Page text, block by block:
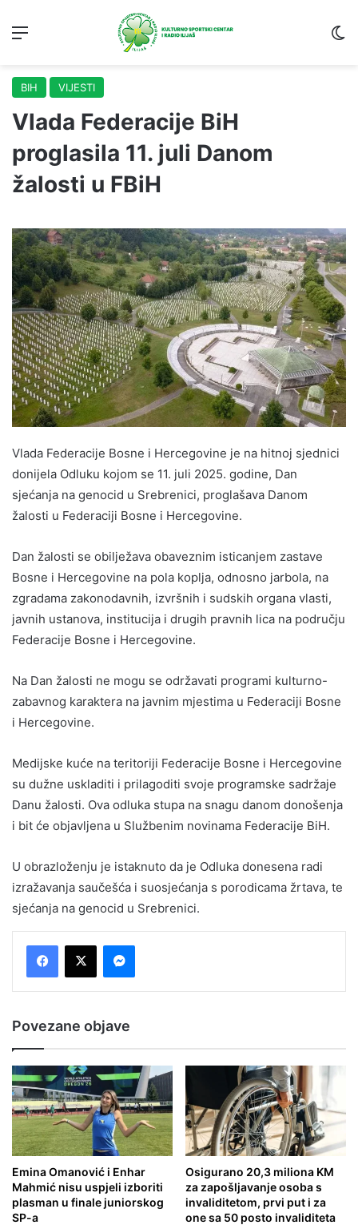
BIH VIJESTI
Vlada Federacije BiH
proglasila 11. juli Danom
žalosti u FBiH
Vlada Federacije Bosne i Hercegovine je na hitnoj sjednici
donijela Odluku kojom se 11. juli 2025. godine, Dan
sjećanja na genocid u Srebrenici, proglašava Danom
žalosti u Federaciji Bosne i Hercegovine.
Dan žalosti se obilježava obaveznim isticanjem zastave
Bosne i Hercegovine na pola koplja, odnosno jarbola, na
zgradama zakonodavnih, izvršnih i sudskih organa vlasti,
javnih ustanova, institucija i drugih pravnih lica na području
Federacije Bosne i Hercegovine.
Na Dan žalosti ne mogu se održavati programi kulturno-
zabavnog karaktera na javnim mjestima u Federaciji Bosne
i Hercegovine.
Medijske kuće na teritoriji Federacije Bosne i Hercegovine
su dužne uskladiti i prilagoditi svoje programske sadržaje
Danu žalosti. Ova odluka stupa na snagu danom donošenja
i bit će objavljena u Službenim novinama Federacije BiH.
U obrazloženju je istaknuto da je Odluka donesena radi
izražavanja saučešća i suosjećanja s porodicama žrtava, te
sjećanja na genocid u Srebrenici.
Povezane objave
Emina Omanović i Enhar
Mahmić nisu uspjeli izboriti
plasman u finale juniorskog
SP-a
Osigurano 20,3 miliona KM
za zapošljavanje osoba s
invaliditetom, prvi put i za
one sa 50 posto invaliditeta